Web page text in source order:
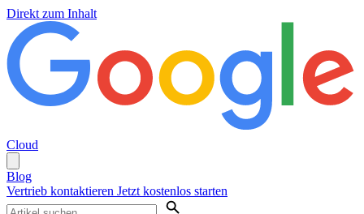
Direkt zum Inhalt
Cloud
Blog
Vertrieb kontaktieren Jetzt kostenlos starten